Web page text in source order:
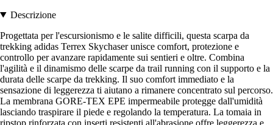
Descrizione
Progettata per l'escursionismo e le salite difficili, questa scarpa da
trekking adidas Terrex Skychaser unisce comfort, protezione e
controllo per avanzare rapidamente sui sentieri e oltre. Combina
l'agilità e il dinamismo delle scarpe da trail running con il supporto e la
durata delle scarpe da trekking. Il suo comfort immediato e la
sensazione di leggerezza ti aiutano a rimanere concentrato sul percorso.
La membrana GORE-TEX EPE impermeabile protegge dall'umidità
lasciando traspirare il piede e regolando la temperatura. La tomaia in
ripstop rinforzata con inserti resistenti all'abrasione offre leggerezza e